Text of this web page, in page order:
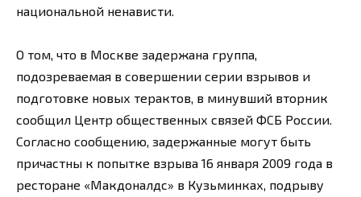
национальной ненависти.
О том, что в Москве задержана группа,
подозреваемая в совершении серии взрывов и
подготовке новых терактов, в минувший вторник
сообщил Центр общественных связей ФСБ России.
Согласно сообщению, задержанные могут быть
причастны к попытке взрыва 16 января 2009 года в
ресторане «Макдоналдс» в Кузьминках, подрыву